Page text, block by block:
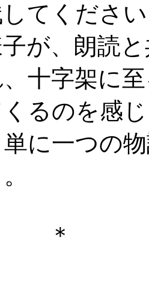
てくださ
が、朗読
、十字架に
るのを感
に一つの